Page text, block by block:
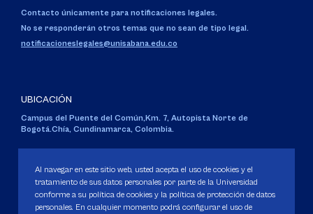
Contacto únicamente para notificaciones legales.
No se responderán otros temas que no sean de tipo legal.
notificacioneslegales@unisabana.edu.co
UBICACIÓN
Campus del Puente del Común,Km. 7, Autopista Norte de
Bogotá.Chía, Cundinamarca, Colombia.
Personería Jurídica:Resolución 130 del 14 de enero de 1980.
Ministerio de Educación Nacional.
Al navegar en este sitio web, usted acepta el uso de cookies y el
tratamiento de sus datos personales por parte de la Universidad
conforme a su política de cookies y la política de protección de datos
personales. En cualquier momento podrá configurar el uso de